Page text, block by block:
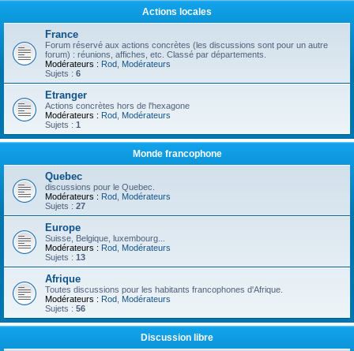
Actions locales
France
Forum réservé aux actions concrètes (les discussions sont pour un autre
forum) : réunions, affiches, etc. Classé par départements.
Modérateurs : Rod Modérateurs
Sujets : 6
Etranger
Actions concrètes hors de l'hexagone
Modérateurs : Rod Modérateurs
Sujets : 1
Monde francophone
Quebec
discussions pour le Quebec.
Modérateurs : Rod Modérateurs
Sujets : 27
Europe
Suisse, Belgique, luxembourg...
Modérateurs : Rod Modérateurs
Sujets : 13
Afrique
Toutes discussions pour les habitants francophones d'Afrique.
Modérateurs : Rod Modérateurs
Sujets : 56
Discussion libre